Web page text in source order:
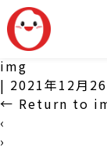
img
| 2021年12月26
← Return to
‹
›